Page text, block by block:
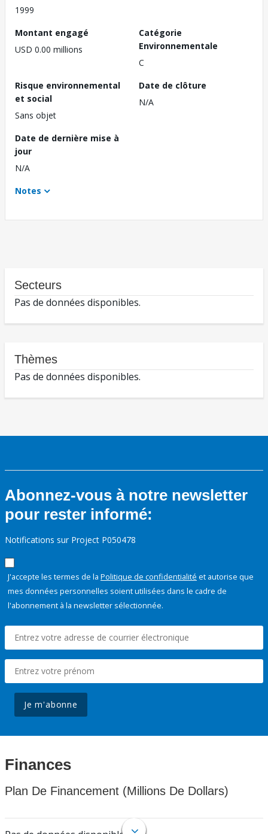
1999
Montant engagé
USD 0.00 millions
Catégorie
Environnementale
C
Risque environnemental
et social
Sans objet
Date de clôture
N/A
Date de dernière mise à
jour
N/A
Notes
Secteurs
Pas de données disponibles.
Thèmes
Pas de données disponibles.
Abonnez-vous à notre newsletter
pour rester informé:
Notifications sur Project P050478
J'accepte les termes de la Politique de confidentialité et autorise que
mes données personnelles soient utilisées dans le cadre de
l'abonnement à la newsletter sélectionnée.
Je m'abonne
Finances
Plan De Financement (Millions De Dollars)